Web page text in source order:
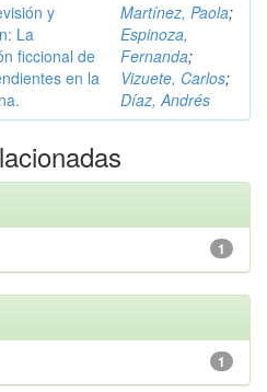
y
La
ficcional de
en la
Martínez, Paola;
Espinoza,
Fernanda;
Vizuete, Carlos;
Díaz, Andrés
1
1